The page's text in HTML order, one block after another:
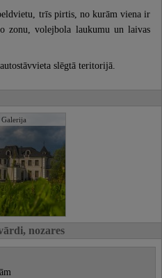
trīs pirtis, no kurām viena ir
zonu, volejbola laukumu un laivas
slēgtā teritorijā.
Galerija
nozares